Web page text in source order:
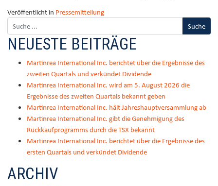
Veröffentlicht in Pressemitteilung
NEUESTE BEITRÄGE
Martinrea International Inc. berichtet über die Ergebnisse des
zweiten Quartals und verkündet Dividende
Martinrea International Inc. wird am 5. August 2026 die
Ergebnisse des zweiten Quartals bekannt geben
Martinrea International Inc. hält Jahreshauptversammlung ab
Martinrea International Inc. gibt die Genehmigung des
Rückkaufprogramms durch die TSX bekannt
Martinrea International Inc. berichtet über die Ergebnisse des
ersten Quartals und verkündet Dividende
ARCHIV